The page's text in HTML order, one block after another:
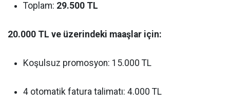
Toplam: 29.500 TL
20.000 TL ve üzerindeki maaşlar için:
Koşulsuz promosyon: 15.000 TL
4 otomatik fatura talimatı: 4.000 TL